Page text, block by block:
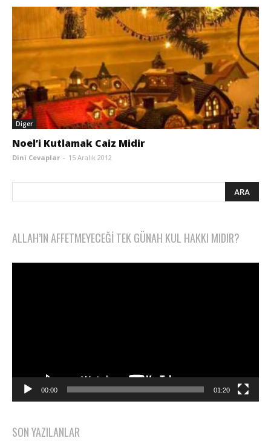
Diger
Noel’i Kutlamak Caiz Midir
Dini Cevaplar - 15 Aralık 2012
ALLAH’IN AFFETMEYECEĞI TEK GÜNAH KUL HAKKI MIDIR?
00:00 01:20
SON YAZILANLAR